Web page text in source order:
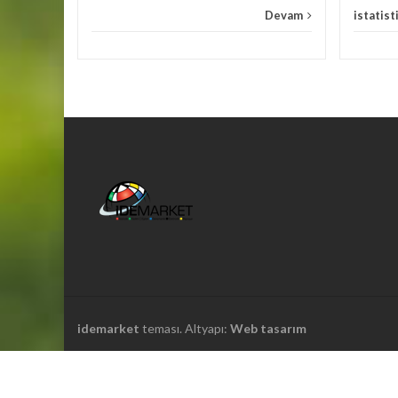
Devam
idemarket teması. Altyapı: Web tasarım